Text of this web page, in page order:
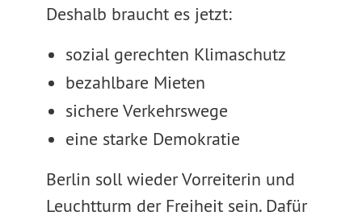
Deshalb braucht es jetzt:
sozial gerechten Klimaschutz
bezahlbare Mieten
sichere Verkehrswege
eine starke Demokratie
Berlin soll wieder Vorreiterin und
Leuchtturm der Freiheit sein. Dafür